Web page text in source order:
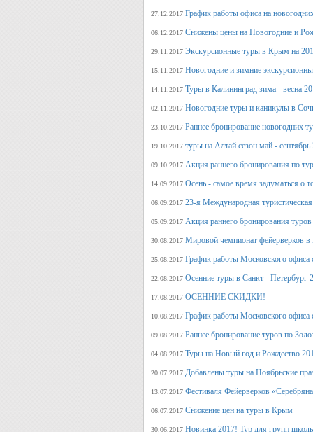
27.12.2017 График работы офиса на
06.12.2017 Снижены цены на Новогодние и
29.11.2017 Экскурсионные туры в Крым на
15.11.2017 Новогодние и зимние
14.11.2017 Туры в Калининград зима - весна
02.11.2017 Новогодние туры и каникулы в
23.10.2017 Раннее бронирование новогодних
19.10.2017 туры на Алтай сезон май - сентябрь
09.10.2017 Акция раннего бронирования по
14.09.2017 Осень - самое время задуматься о
06.09.2017 23-я Международная
05.09.2017 Акция раннего бронирования
30.08.2017 Мировой чемпионат фейерверков в
25.08.2017 График работы Московского офиса
22.08.2017 Осенние туры в Санкт - Петербург
17.08.2017 ОСЕННИЕ СКИДКИ!
10.08.2017 График работы Московского офиса
09.08.2017 Раннее бронирование туров по
04.08.2017 Туры на Новый год и Рождество
20.07.2017 Добавлены туры на Ноябрьские
13.07.2017 Фестиваля Фейерверков
06.07.2017 Снижение цен на туры в Крым
30.06.2017 Новинка 2017! Тур для групп